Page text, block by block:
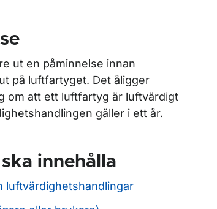
ut en påminnelse innan
på luftfartyget. Det åligger
om att ett luftfartyg är luftvärdigt
gäller i ett år.
innehålla
luftvärdighetshandlingar